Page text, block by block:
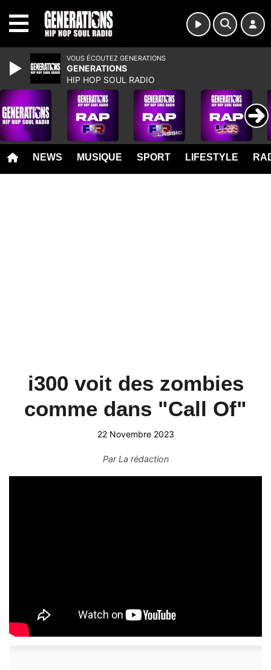
NEWS MUSIQUE SPORT LIFESTYLE
i300 voit des zombies
comme dans "Call Of"
22 Novembre 2023
ParLa rédaction
VOUS ÉCOUTEZ GENERATIONS
GENERATIONS
HIP HOP SOUL RADIO